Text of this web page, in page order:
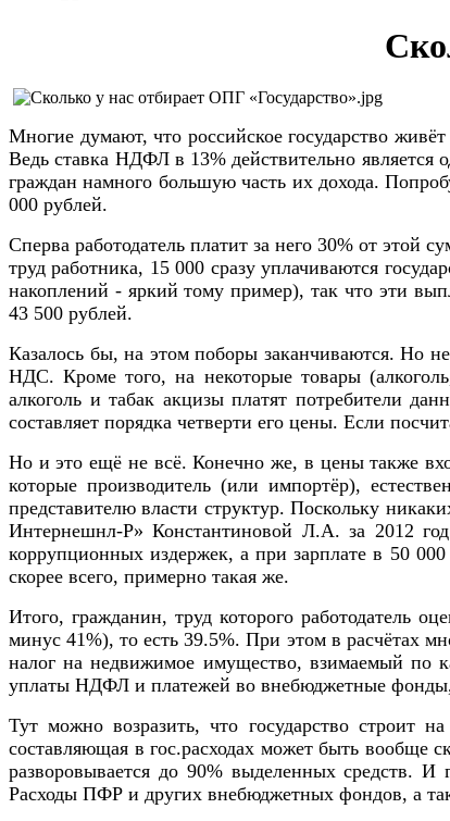
Многие думают, что российское государство
Ведь ставка НДФЛ в 13% действительно является
граждан намного большую часть их дохода.
000 рублей.
Сперва работодатель платит за него 30% от
труд работника, 15 000 сразу уплачиваются
накоплений - яркий тому пример), так что эти
43 500 рублей.
Казалось бы, на этом поборы заканчиваются. Но
НДС. Кроме того, на некоторые товары
алкоголь и табак акцизы платят потребители
составляет порядка четверти его цены. Если
Но и это ещё не всё. Конечно же, в цены также
которые производитель (или импортёр),
представителю власти структур. Поскольку
Интернешнл-Р» Константиновой Л.А. за 2012
коррупционных издержек, а при зарплате в 50
скорее всего, примерно такая же.
Итого, гражданин, труд которого работодатель
минус 41%), то есть 39.5%. При этом в расчётах
налог на недвижимое имущество, взимаемый по
уплаты НДФЛ и платежей во внебюджетные фонды,
Тут можно возразить, что государство строит
составляющая в гос.расходах может быть вообще
разворовывается до 90% выделенных средств.
Расходы ПФР и других внебюджетных фондов, а